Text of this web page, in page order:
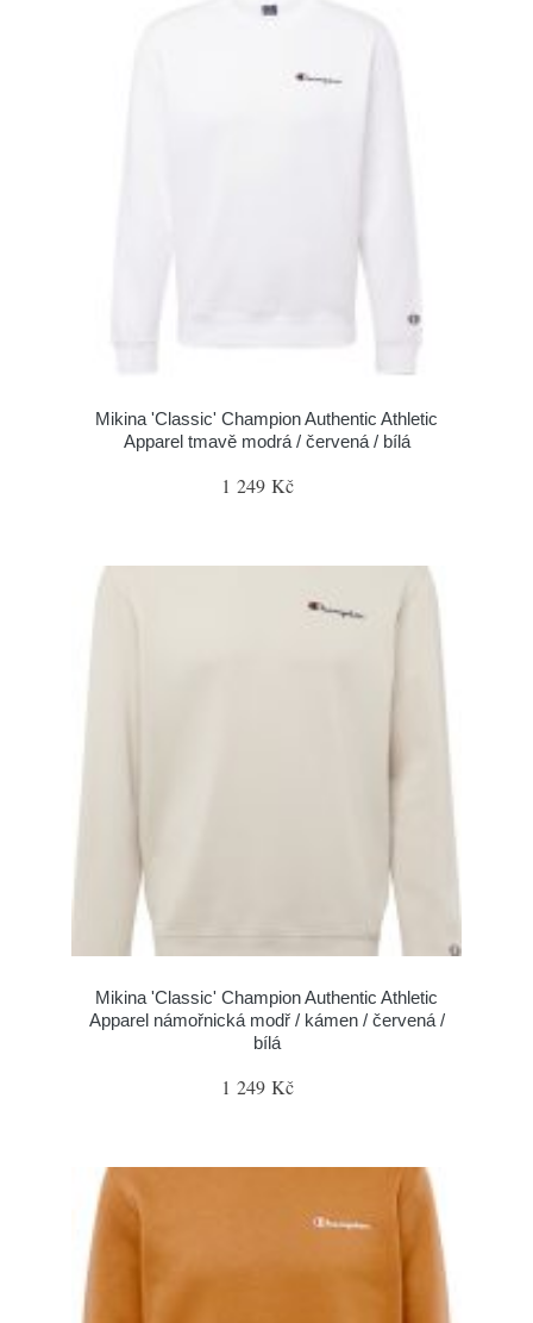
Mikina 'Classic' Champion Authentic Athletic
Apparel tmavě modrá / červená / bílá
1 249 Kč
Mikina 'Classic' Champion Authentic Athletic
Apparel námořnická modř / kámen / červená /
bílá
1 249 Kč